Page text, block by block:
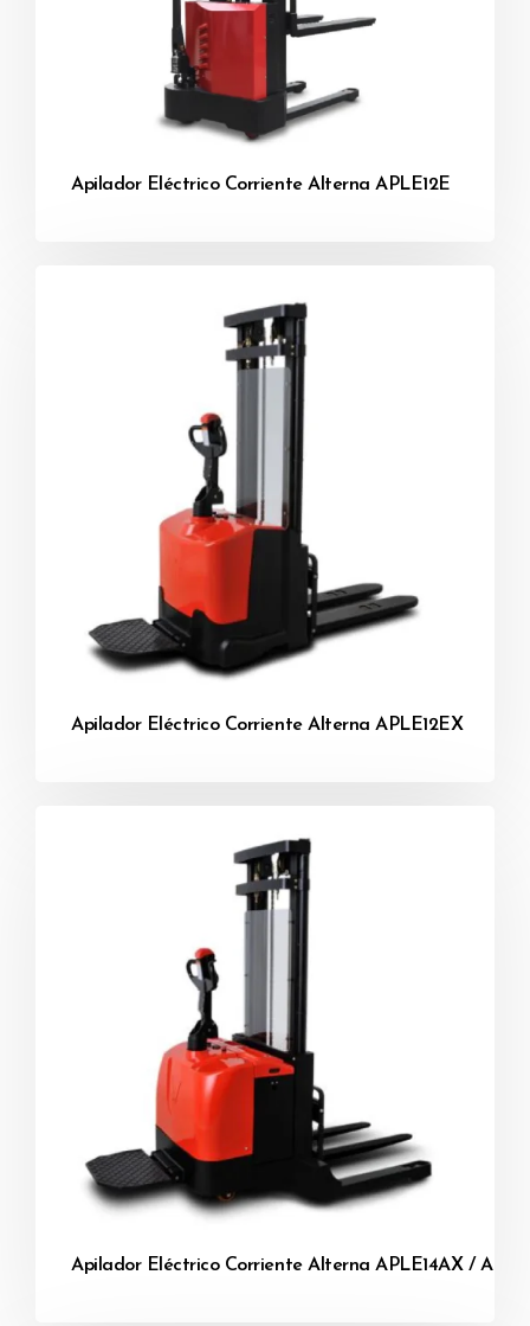
Apilador Eléctrico Corriente Alterna APLE12E
Apilador Eléctrico Corriente Alterna APLE12EX
Apilador Eléctrico Corriente Alterna APLE14AX /